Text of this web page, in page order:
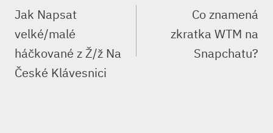
PRO
PŘÍSPĚVEK
Jak Napsat
velké/malé
háčkované z Ž/ž Na
České Klávesnici
Co znamená
zkratka WTM na
Snapchatu?